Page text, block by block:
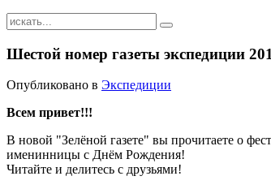
Шестой номер газеты экспедиции
Опубликовано в Экспедиции
Всем привет!!!
В новой "Зелёной газете" вы прочитаете о
именинницы с Днём Рождения!
Читайте и делитесь с друзьями!